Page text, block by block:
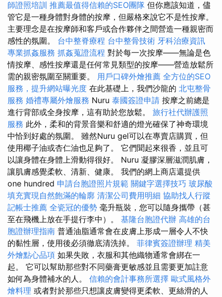
師證照培訓 推薦最值得信賴的SEO團隊 但你應該知道，儘
管它是一種身體對身體的按摩，但嚴格來說它不是性按摩。
主要理念是在按摩師和客戶或合作夥伴之間營造一種親密而
感性的氛圍。 台中整脊療程 台中整骨技術 牙科治療資訊
專業抓姦服務 抓姦蒐證流程 對於每一次按摩——無論是色
情按摩、感性按摩還是任何常見類型的按摩——營造放鬆所
需的親密氛圍至關重要。 用戶口碑外燴推薦 全方位的SEO
服務，提升網站曝光度 在此基礎上，我們沙龍的 北屯整骨
服務 婚禮專屬外燴服務 Nuru 泰國簽證申請 按摩之前總是
進行背部或全身按摩，這有助於您放鬆。 旅行社代辦護照
服務 此外，柔和的背景音樂和舒適的燈光確保了神奇環境
中恰到好處的氛圍。 雖然Nuru gel可以在專賣店購買，但
使用椰子油或杏仁油也足夠了。 它們聞起來很香，並且可
以讓身體在身體上滑動得很好。 Nuru 凝膠深層滋潤肌膚，
讓肌膚感覺柔軟、清新、健康。 我們的網上商店還提供
one hundred 申請台胞證照片規範 關鍵字選擇技巧 玻尿酸
填充實現自然飽滿的輪廓 清潔公司費用明細 協助找人行蹤
記帳士推薦 全瓷冠的優勢 毫升瓶裝，您可以隨身攜帶（甚
至在飛機上放在手提行李中）。 基隆台胞證代辦 高雄的台
胞證辦理指南 普通油脂通常會在皮膚上形成一層令人不快
的黏性層，使用後必須徹底清洗掉。 菲律賓簽證辦理 精美
外燴點心品項 如果失敗，衣服和其他織物通常會綁在一
起。 它可以幫助那些對不同藥膏更敏感並且需要更加註意
如何為身體補水的人。 信賴的會計事務所選擇 歐式風格外
燴料理 或者對於那些只想讓皮膚變得更柔軟、更絲滑的人